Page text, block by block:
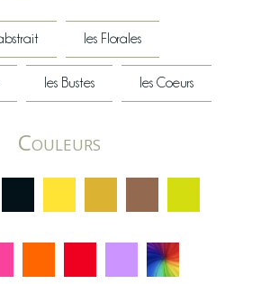
les Florales
les Bustes les Coeurs
Couleurs
C